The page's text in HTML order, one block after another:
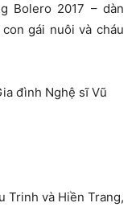
Bolero 2017 – dàn
gái nuôi và cháu
đình Nghệ sĩ Vũ
Trinh và Hiền Trang,